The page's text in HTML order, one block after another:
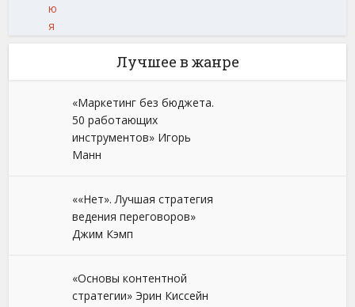
ю
я
Лучшее в жанре
«Маркетинг без бюджета.
50 работающих
инструментов» Игорь
Манн
««Нет». Лучшая стратегия
ведения переговоров»
Джим Кэмп
«Основы контентной
стратегии» Эрин Киссейн